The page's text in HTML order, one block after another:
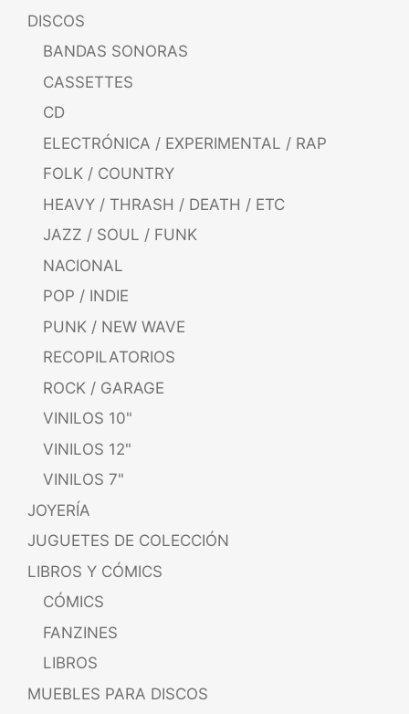
DISCOS
BANDAS SONORAS
CASSETTES
CD
ELECTRÓNICA / EXPERIMENTAL / RAP
FOLK / COUNTRY
HEAVY / THRASH / DEATH / ETC
JAZZ / SOUL / FUNK
NACIONAL
POP / INDIE
PUNK / NEW WAVE
RECOPILATORIOS
ROCK / GARAGE
VINILOS 10"
VINILOS 12"
VINILOS 7"
JOYERÍA
JUGUETES DE COLECCIÓN
LIBROS Y CÓMICS
CÓMICS
FANZINES
LIBROS
MUEBLES PARA DISCOS